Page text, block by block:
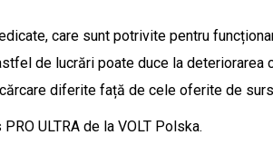
care sunt potrivite pentru
de lucrări poate duce la deteriorarea
diferite față de cele oferite de
ULTRA de la VOLT Polska.